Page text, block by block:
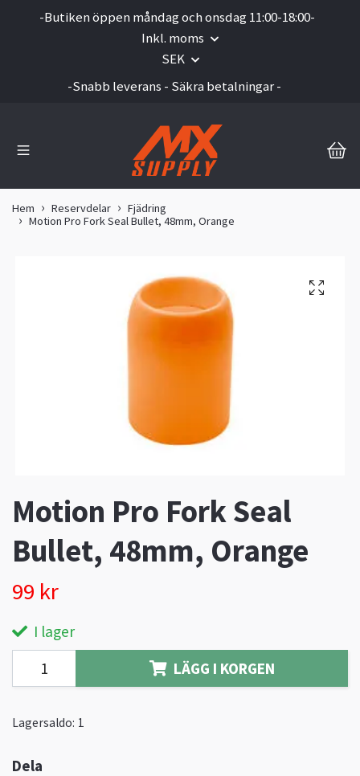
-Butiken öppen måndag och onsdag 11:00-18:00-
Inkl. moms
SEK
-Snabb leverans - Säkra betalningar -
Hem Reservdelar
Fjädring
Motion Pro Fork Seal Bullet, 48mm, Orange
Motion Pro Fork Seal
Bullet, 48mm, Orange
99 kr
I lager
LÄGG I KORGEN
Lagersaldo: 1
Dela